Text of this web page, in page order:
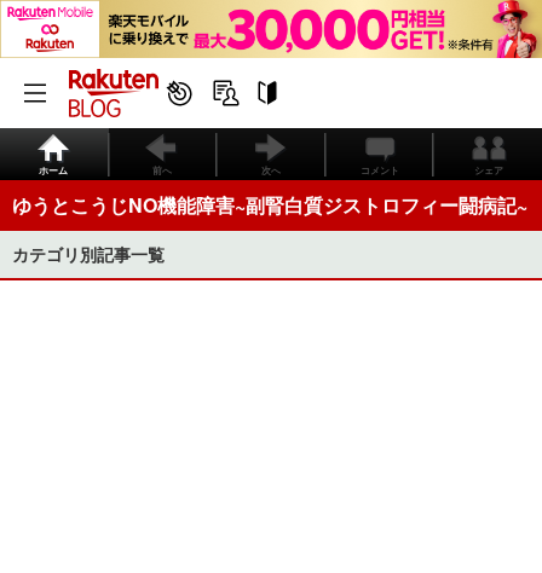
ホーム 前へ 次へ コメント シェア
ゆうとこうじNO機能障害~副腎白質ジストロフィー闘病記~
カテゴリ別記事一覧